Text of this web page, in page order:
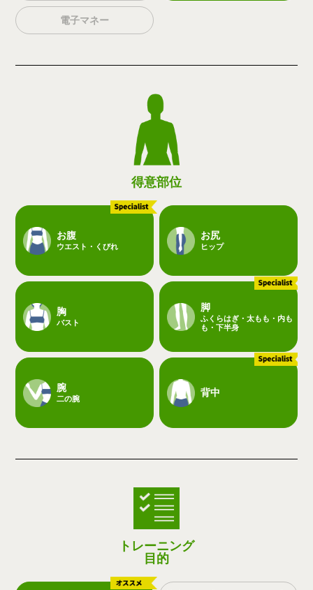
電子マネー
得意部位
お腹
ウエスト・くびれ
お尻
ヒップ
胸
バスト
脚
ふくらはぎ・太もも・内も
も・下半身
腕
二の腕
背中
トレーニング
目的